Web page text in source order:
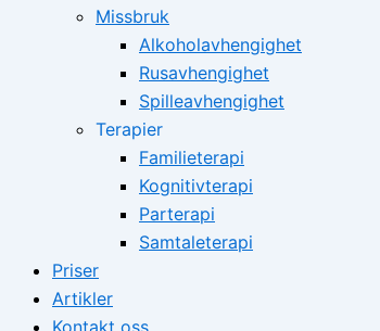
Missbruk
Alkoholavhengighet
Rusavhengighet
Spilleavhengighet
Terapier
Familieterapi
Kognitivterapi
Parterapi
Samtaleterapi
Priser
Artikler
Kontakt oss